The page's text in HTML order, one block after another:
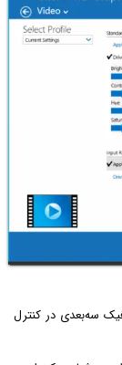
سه‌بعدی در کنترل